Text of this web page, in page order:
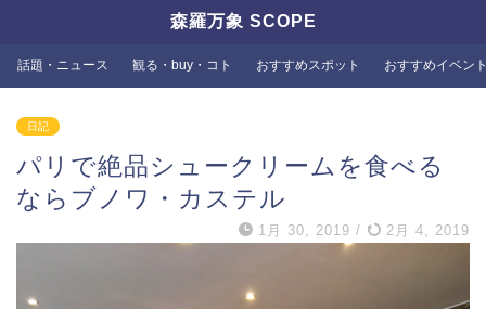
森羅万象 SCOPE
話題・ニュース 観る・buy・コト おすすめスポット おすすめイベン
日記
パリで絶品シュークリームを食べる
ならブノワ・カステル
1月 30, 2019 / 2月 4, 2019